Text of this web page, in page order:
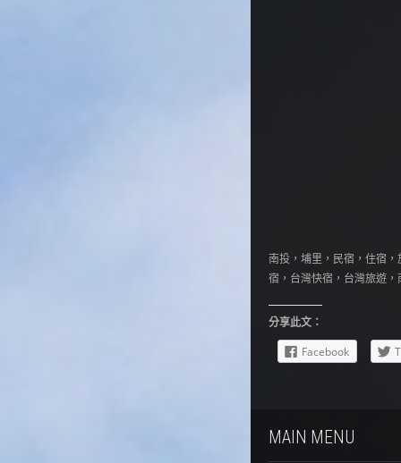
南投，埔里，民宿，住宿
宿，台灣快宿，台灣旅遊
分享此文：
Facebook
MAIN MENU